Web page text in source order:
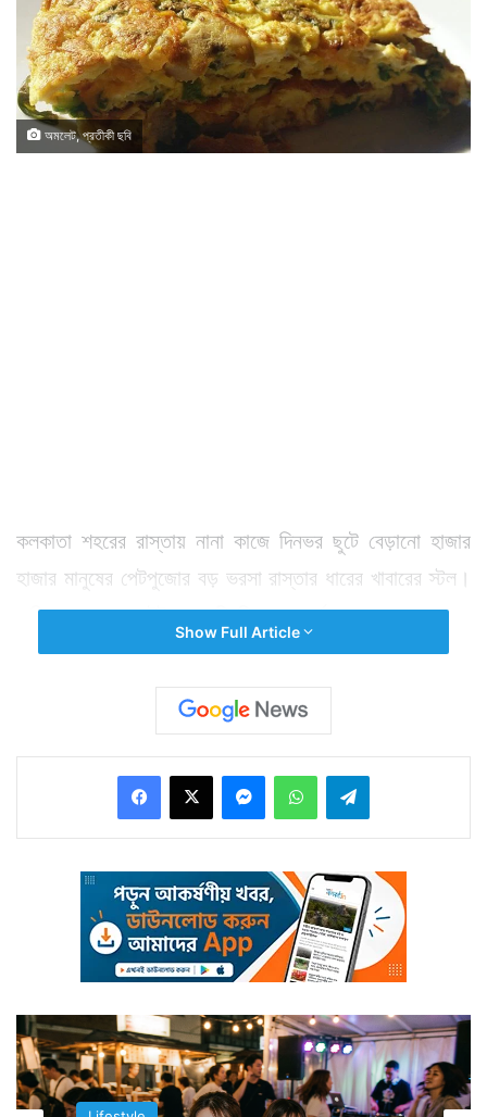
অমলেট, প্রতীকী ছবি
কলকাতা শহরের রাস্তায় নানা কাজে দিনভর ছুটে বেড়ানো হাজার
হাজার মানুষের পেটপুজোর বড় ভরসা রাস্তার ধারের খাবারের স্টল।
অফিস পাড়া তো বটেই, এমনকি বিনোদন পার্ক, স্কুল, কলেজ থেকে
শুরু করে পাড়ার মোড়, সর্বত্রই এমন সব রোল, চাউমিন, ধোসা,
তন্দুরি রুটি-তরকারি সহ নানা মুখরোচক খাবারের স্টল ছড়িয়ে
রয়েছে। এমনই একটি স্টলের বিক্রেতা বানিয়ে ফেললেন একটি
দানব অমলেট। যা দেখে চক্ষু চড়কগাছ সকলের!
Show Full Article